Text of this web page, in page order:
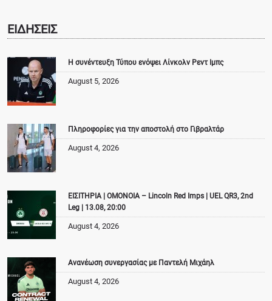
ΕΙΔΗΣΕΙΣ
Η συνέντευξη Τύπου ενόψει Λίνκολν Ρεντ Ιμπς
August 5, 2026
Πληροφορίες για την αποστολή στο Γιβραλτάρ
August 4, 2026
ΕΙΣΙΤΗΡΙΑ | ΟΜΟΝΟΙΑ – Lincoln Red Imps | UEL QR3, 2nd
Leg | 13.08, 20:00
August 4, 2026
Ανανέωση συνεργασίας με Παντελή Μιχάηλ
August 4, 2026